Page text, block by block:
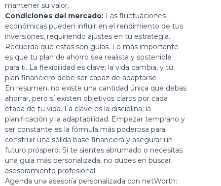
mantener su valor.
Condiciones del mercado: Las fluctuaciones
económicas pueden influir en el rendimiento de tus
inversiones, requiriendo ajustes en tu estrategia.
Recuerda que estas son guías. Lo más importante
es que tu plan de ahorro sea realista y sostenible
para ti. La flexibilidad es clave; la vida cambia, y tu
plan financiero debe ser capaz de adaptarse.
En resumen, no existe una cantidad única que debas
ahorrar, pero sí existen objetivos claros por cada
etapa de tu vida. La clave es la disciplina, la
planificación y la adaptabilidad. Empezar temprano y
ser constante es la fórmula más poderosa para
construir una sólida base financiera y asegurar un
futuro próspero. Si te sientes abrumado o necesitas
una guía más personalizada, no dudes en buscar
asesoramiento profesional.
Agenda una asesoría personalizada con netWorth: